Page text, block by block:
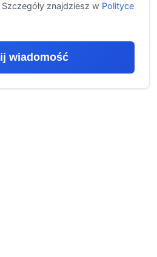
znajdziesz w Polityce
wiadomość